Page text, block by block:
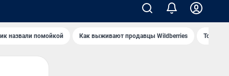
назвали помойкой Как выживают продавцы Wildberries Топ